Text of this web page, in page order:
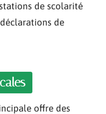
de scolarité
de
offre des